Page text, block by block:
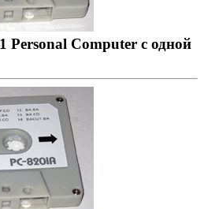
Personal Computer с одной